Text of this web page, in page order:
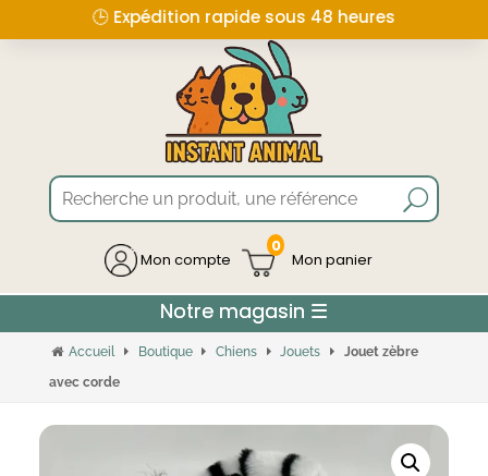
🕒 Expédition rapide sous 48 heures
Mon compte
0
Accueil Boutique Chiens Jouets
Jouet zèbre
avec corde